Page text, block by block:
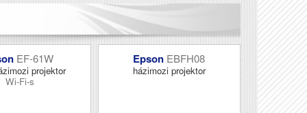
EF-61W
projektor
Wi-Fi-s
Epson EBFH08
házimozi projektor